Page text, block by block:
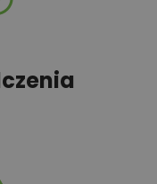
50,00 zł